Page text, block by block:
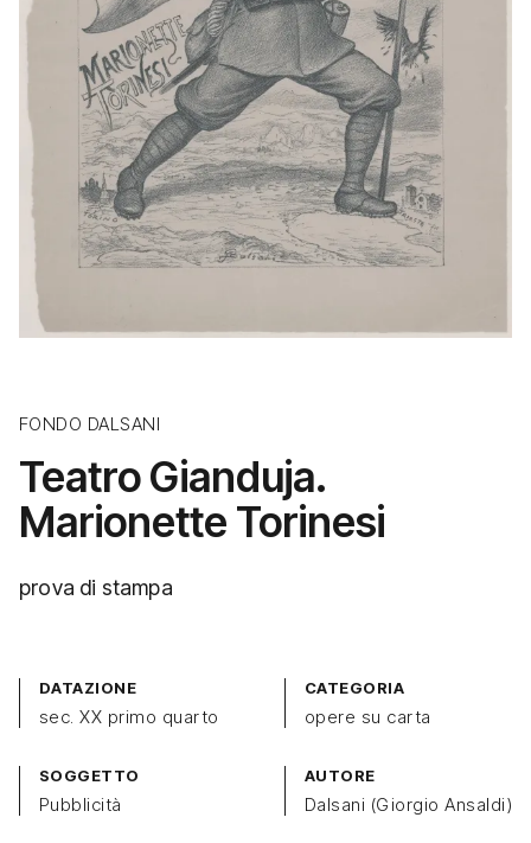
FONDO DALSANI
Teatro Gianduja.
Marionette Torinesi
prova di stampa
DATAZIONE
sec. XX primo quarto
CATEGORIA
opere su carta
SOGGETTO
Pubblicità
AUTORE
Dalsani (Giorgio Ansaldi)